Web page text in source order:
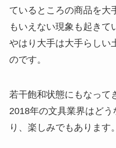
ているところの商品を大
もいえない現象も起きて
やはり大手は大手らしい
のです。
若干飽和状態にもなって
2018年の文具業界はど
り、楽しみでもあります。